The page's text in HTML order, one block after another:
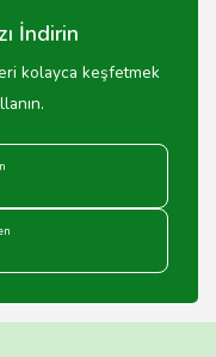
İndirin
kolayca keşfetmek